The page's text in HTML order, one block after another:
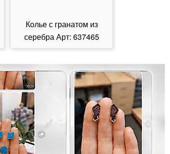
Колье с гранатом из
серебра Арт: 637465